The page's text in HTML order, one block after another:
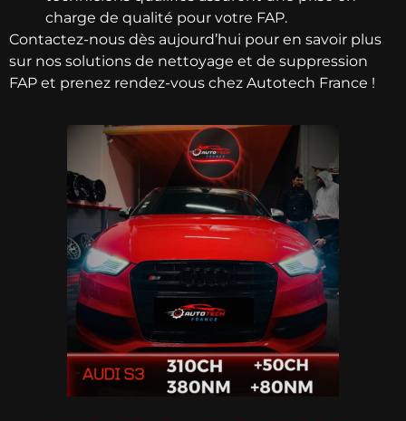
charge de qualité pour votre FAP.
Contactez-nous dès aujourd’hui pour en savoir plus
sur nos solutions de nettoyage et de suppression
FAP et prenez rendez-vous chez Autotech France !